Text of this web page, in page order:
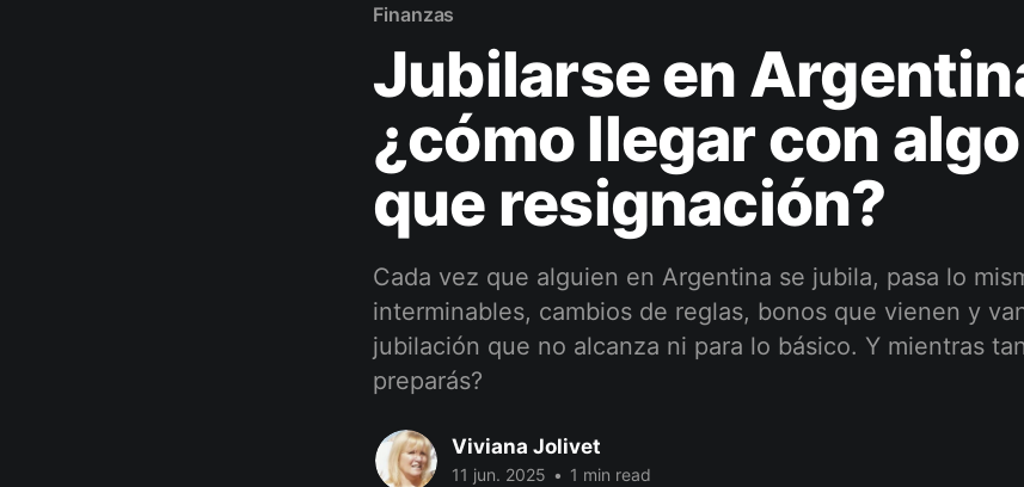
Finanzas
Jubilarse en
¿cómo llegar con
que resignación?
Cada vez que alguien en Argentina se jubila, pasa lo
interminables, cambios de reglas, bonos que vienen y
jubilación que no alcanza ni para lo básico. Y mientras
preparás?
Viviana Jolivet
11 jun. 2025 • 1 min read